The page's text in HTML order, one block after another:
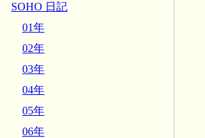
SOHO 日記
01年
02年
03年
04年
05年
06年